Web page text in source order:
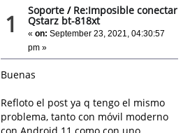
1 Soporte / Re:Imposible conectar
Qstarz bt-818xt
«on: September 23, 2021, 04:30:57
pm »
Buenas
Refloto el post ya q tengo el mismo
problema, tanto con móvil moderno